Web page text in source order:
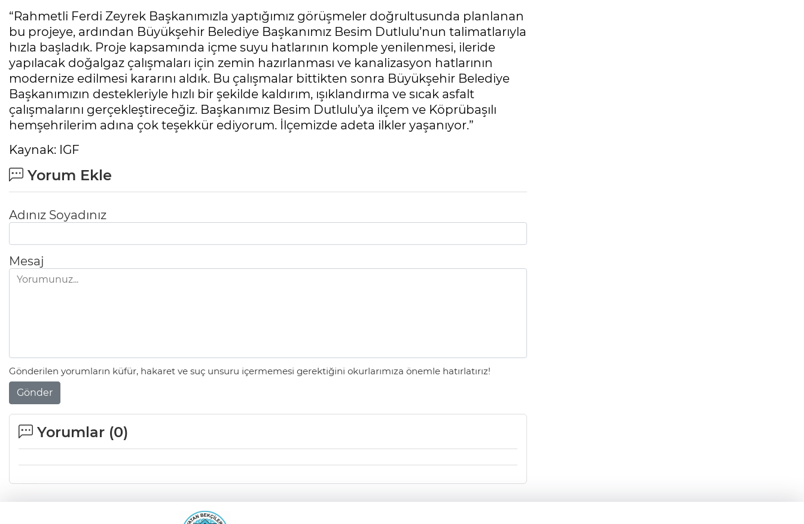
“Rahmetli Ferdi Zeyrek Başkanımızla yaptığımız görüşmeler doğrultusunda planlanan
bu projeye, ardından Büyükşehir Belediye Başkanımız Besim Dutlulu’nun talimatlarıyla
hızla başladık. Proje kapsamında içme suyu hatlarının komple yenilenmesi, ileride
yapılacak doğalgaz çalışmaları için zemin hazırlanması ve kanalizasyon hatlarının
modernize edilmesi kararını aldık. Bu çalışmalar bittikten sonra Büyükşehir Belediye
Başkanımızın destekleriyle hızlı bir şekilde kaldırım, ışıklandırma ve sıcak asfalt
çalışmalarını gerçekleştireceğiz. Başkanımız Besim Dutlulu’ya ilçem ve Köprübaşılı
hemşehrilerim adına çok teşekkür ediyorum. İlçemizde adeta ilkler yaşanıyor.”
Kaynak: IGF
Yorum Ekle
Adınız Soyadınız
Mesaj
Gönderilen yorumların küfür, hakaret ve suç unsuru içermemesi gerektiğini okurlarımıza önemle hatırlatırız!
Gönder
Yorumlar (0)